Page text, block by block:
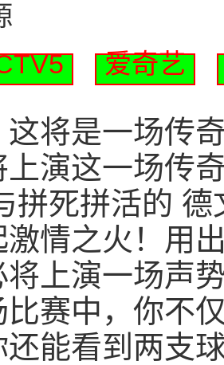
爱奇艺
这将是一场传
上演这一场传
拼死拼活的
激情之火！用
将上演一场声
比赛中，你不
还能看到两支